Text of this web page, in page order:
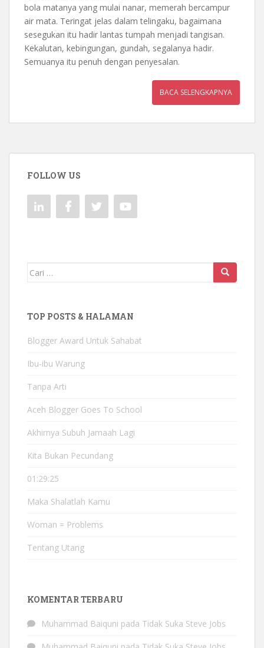
bola matanya yang mulai nanar, memerah bercampur
air mata. Teringat jelas dalam telingaku, bagaimana
sesegukan itu hadir lantas tumpah menjadi tangisan.
Kekalutan, kebingungan, gundah, segalanya hadir.
Semuanya itu penuh dengan penyesalan.
BACA SELENGKAPNYA
FOLLOW US
Mencari:
TOP POSTS & HALAMAN
Blogger Award Untuk Sahabat
Ibu-ibu Warung
Tanpa Arti
Aceh Blogger Goes To School
Akhirnya Subuh Jamaah Lagi
Kita Bukan Pecundang
01:29:25
Maka Shalatlah Kamu
Woman = Problems
Tentang Utang
KOMENTAR TERBARU
Muhammad Baiquni pada Tidak Suka Steve Jobs